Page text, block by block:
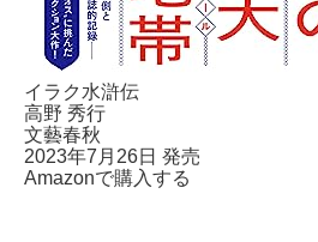
イラク水滸伝
高野 秀行
文藝春秋
2023年7月26日 発売
Amazonで購入する